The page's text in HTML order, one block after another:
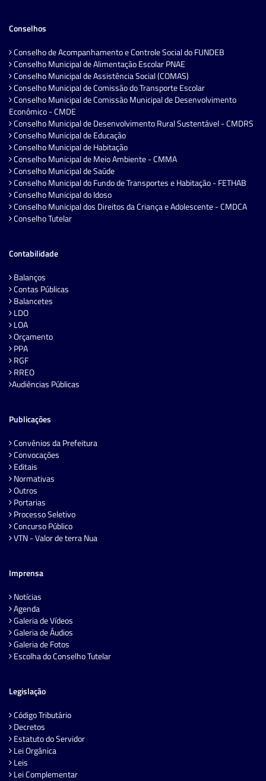
Conselhos
Conselho de Acompanhamento e Controle Social do FUNDEB
Conselho Municipal de Alimentação Escolar PNAE
Conselho Municipal de Assistência Social (COMAS)
Conselho Municipal de Comissão do Transporte Escolar
Conselho Municipal de Comissão Municipal de Desenvolvimento
Econômico - CMDE
Conselho Municipal de Desenvolvimento Rural Sustentável - CMDRS
Conselho Municipal de Educação
Conselho Municipal de Habitação
Conselho Municipal de Meio Ambiente - CMMA
Conselho Municipal de Saúde
Conselho Municipal do Fundo de Transportes e Habitação - FETHAB
Conselho Municipal do Idoso
Conselho Municipal dos Direitos da Criança e Adolescente - CMDCA
Conselho Tutelar
Contabilidade
Balanços
Contas Públicas
Balancetes
LDO
LOA
Orçamento
PPA
RGF
RREO
Audiências Públicas
Publicações
Convênios da Prefeitura
Convocações
Editais
Normativas
Outros
Portarias
Processo Seletivo
Concurso Público
VTN - Valor de terra Nua
Imprensa
Notícias
Agenda
Galeria de Vídeos
Galeria de Áudios
Galeria de Fotos
Escolha do Conselho Tutelar
Legislação
Código Tributário
Decretos
Estatuto do Servidor
Lei Orgânica
Leis
Lei Complementar